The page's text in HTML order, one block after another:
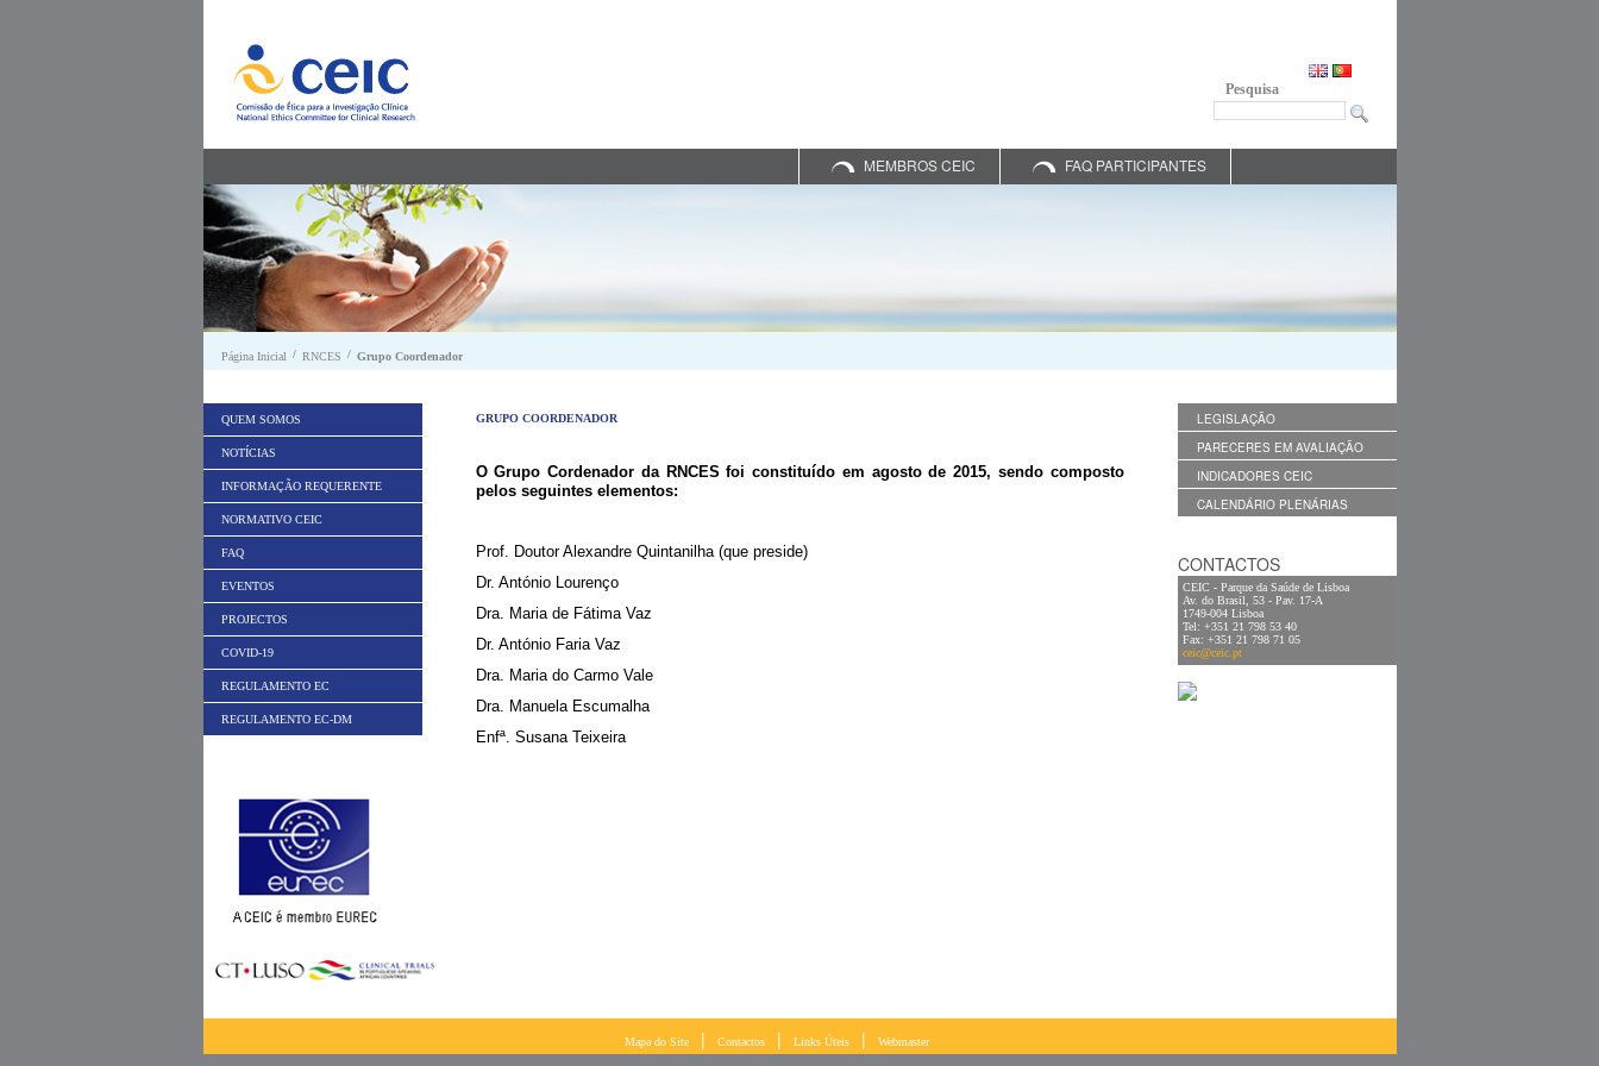
Pesquisa
MEMBROS CEIC FAQ PARTICIPANTES
Página Inicial / RNCES / Grupo Coordenador
QUEM SOMOS
NOTÍCIAS
INFORMAÇÃO REQUERENTE
NORMATIVO CEIC
FAQ
EVENTOS
PROJECTOS
COVID-19
REGULAMENTO EC
REGULAMENTO EC-DM
GRUPO COORDENADOR
O Grupo Cordenador da RNCES foi constituído em agosto de 2015, sendo composto
pelos seguintes elementos:
Prof. Doutor Alexandre Quintanilha (que preside)
Dr. António Lourenço
Dra. Maria de Fátima Vaz
Dr. António Faria Vaz
Dra. Maria do Carmo Vale
Dra. Manuela Escumalha
Enfª. Susana Teixeira
LEGISLAÇÃO
PARECERES EM AVALIAÇÃO
INDICADORES CEIC
CALENDÁRIO PLENÁRIAS
CONTACTOS
CEIC - Parque da Saúde de Lisboa
Av. do Brasil, 53 - Pav. 17-A
1749-004 Lisboa
Tel: +351 21 798 53 40
Fax: +351 21 798 71 05
ceic@ceic.pt
Mapa do Site | Contactos | Links Úteis | Webmaster